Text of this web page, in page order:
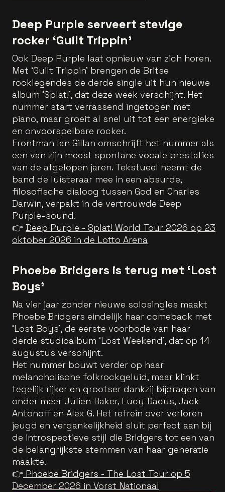
Deep Purple serveert stevige
rocker ‘Guilt Trippin'
Ook Deep Purple laat opnieuw van zich horen.
Met ‘Guilt Trippin’ brengen de Britse
rocklegendes de derde single uit hun nieuwe
album ‘Splat!’, dat deze week verschijnt. Het
nummer start verrassend ingetogen met
piano, maar groeit al snel uit tot een energieke
en onvoorspelbare rocker.
Frontman Ian Gillan omschrijft het nummer als
een van zijn meest spontane vocale prestaties
van de afgelopen jaren. Tekstueel neemt de
band de luisteraar mee in een absurde,
filosofische dialoog tussen God en Charles
Darwin, verpakt in de vertrouwde Deep
Purple-sound.
👉 Deep Purple - Splat! World Tour 2026 op 23
oktober 2026 in de Lotto Arena
Phoebe Bridgers is terug met ‘Lost
Boys’
Na vier jaar zonder nieuwe solosingles maakt
Phoebe Bridgers eindelijk haar comeback met
‘Lost Boys’, de eerste voorbode van haar
derde studioalbum ‘Lost Weekend’, dat op 14
augustus verschijnt.
Het nummer bouwt verder op haar
melancholische folkrockgeluid, maar klinkt
tegelijk rijker en grootser dankzij bijdragen van
onder meer Julien Baker, Lucy Dacus, Jack
Antonoff en Alex G. Het refrein over verloren
jeugd en vergankelijkheid sluit perfect aan bij
de introspectieve stijl die Bridgers tot een van
de belangrijkste stemmen van haar generatie
maakte.
👉 Phoebe Bridgers - The Lost Tour op 5
December 2026 in Vorst Nationaal